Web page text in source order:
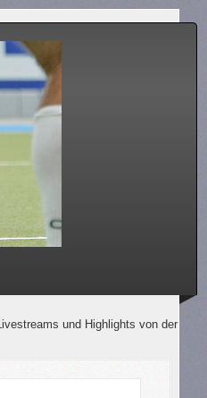
Highlights von der Bundesliga und